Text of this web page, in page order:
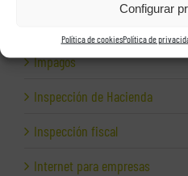
Configurar
Política de cookiesPolítica de
Impagos
Inspección de Hacienda
Inspección fiscal
Internet para empresas